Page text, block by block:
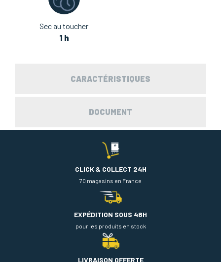
Sec au toucher
1 h
CARACTÉRISTIQUES
DOCUMENT
CLICK & COLLECT 24H
70 magasins en France
EXPÉDITION SOUS 48H
pour les produits en stock
LIVRAISON OFFERTE